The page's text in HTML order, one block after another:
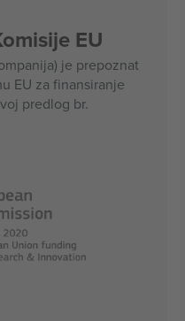
EU
je prepoznat
EU za finansiranje
predlog br.